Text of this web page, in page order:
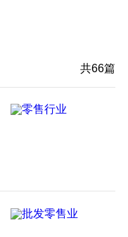
共66篇